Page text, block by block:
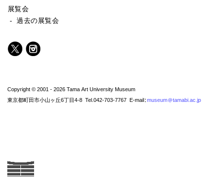
展覧会
- 過去の展覧会
Copyright © 2001 - 2026 Tama Art University Museum
東京都町田市小山ヶ丘6丁目4-8 Tel.042-703-7767 E-mail:museum@tamabi.ac.jp